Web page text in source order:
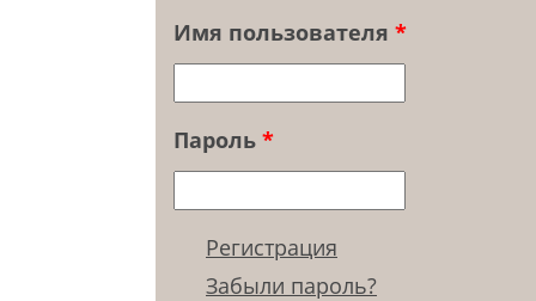
Имя пользователя *
Пароль *
Регистрация
Забыли пароль?